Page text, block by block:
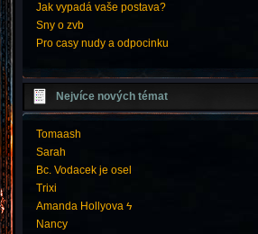
Jak vypadá vaše postava?
Sny o zvb
Pro casy nudy a odpocinku
Nejvíce nových témat
Tomaash
Sarah
Bc. Vodacek je osel
Trixi
Amanda Hollyova ϟ
Nancy